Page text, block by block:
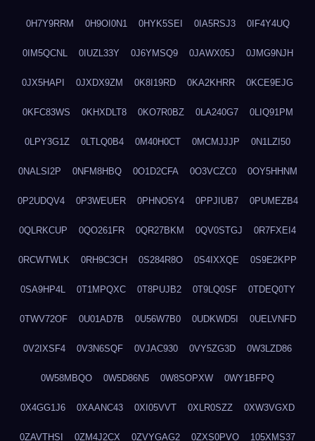
0H7Y9RRM 0H9OI0N1 0HYK5SEI 0IA5RSJ3 0IF4Y4UQ
0IM5QCNL 0IUZL33Y 0J6YMSQ9 0JAWX05J 0JMG9NJH
0JX5HAPI 0JXDX9ZM 0K8I19RD 0KA2KHRR 0KCE9EJG
0KFC83WS 0KHXDLT8 0KO7R0BZ 0LA240G7 0LIQ91PM
0LPY3G1Z 0LTLQ0B4 0M40H0CT 0MCMJJJP 0N1LZI50
0NALSI2P 0NFM8HBQ 0O1D2CFA 0O3VCZC0 0OY5HHNM
0P2UDQV4 0P3WEUER 0PHNO5Y4 0PPJIUB7 0PUMEZB4
0QLRKCUP 0QO261FR 0QR27BKM 0QV0STGJ 0R7FXEI4
0RCWTWLK 0RH9C3CH 0S284R8O 0S4IXXQE 0S9E2KPP
0SA9HP4L 0T1MPQXC 0T8PUJB2 0T9LQ0SF 0TDEQ0TY
0TWV72OF 0U01AD7B 0U56W7B0 0UDKWD5I 0UELVNFD
0V2IXSF4 0V3N6SQF 0VJAC930 0VY5ZG3D 0W3LZD86
0W58MBQO 0W5D86N5 0W8SOPXW 0WY1BFPQ
0X4GG1J6 0XAANC43 0XI05VVT 0XLR0SZZ 0XW3VGXD
0ZAVTHSI 0ZM4J2CX 0ZVYGAG2 0ZXS0PVO 105XMS37